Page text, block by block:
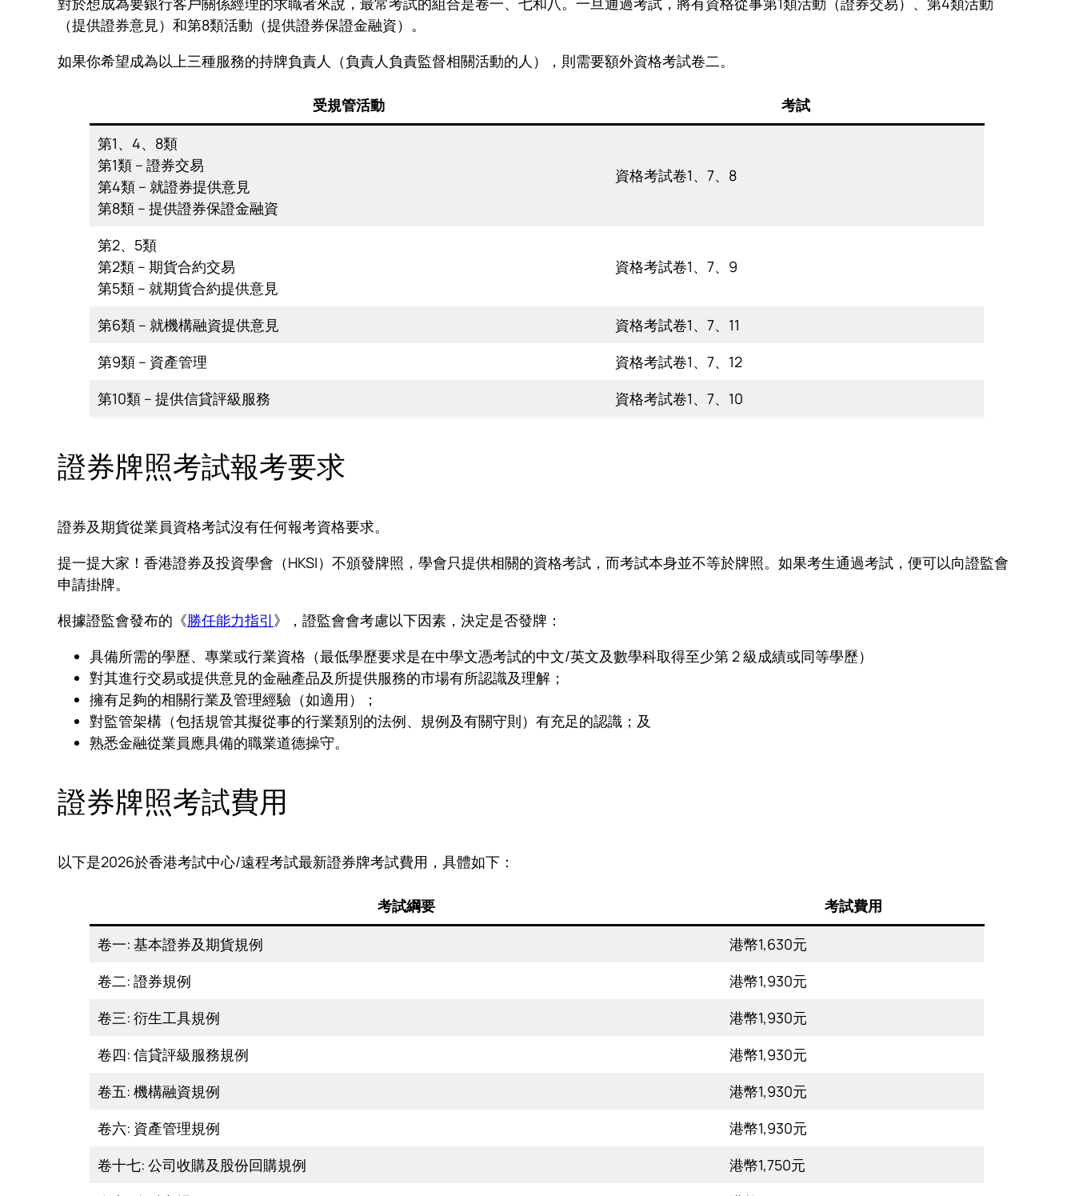
（提供證券意見）和第8類活動（提供證券保證金融資）。
如果你希望成為以上三種服務的持牌負責人（負責人負責監督相關活動的人），則需要額外資格考試卷二。
受規管活動
考試
第1、4、8類
第1類 – 證券交易
第4類 – 就證券提供意見
第8類 – 提供證券保證金融資
資格考試卷1、7、8
第2、5類
第2類 – 期貨合約交易
第5類 – 就期貨合約提供意見
資格考試卷1、7、9
第6類 – 就機構融資提供意見
資格考試卷1、7、11
第9類 – 資產管理
資格考試卷1、7、12
第10類 – 提供信貸評級服務
資格考試卷1、7、10
證券牌照考試報考要求
證券及期貨從業員資格考試沒有任何報考資格要求。
提一提大家！香港證券及投資學會（HKSI）不頒發牌照，學會只提供相關的資格考試，而考試本身並不等於牌照。如果考生通過考試，便可以向證監會
申請掛牌。
根據證監會發布的《勝任能力指引》，證監會會考慮以下因素，決定是否發牌：
具備所需的學歷、專業或行業資格（最低學歷要求是在中學文憑考試的中文/英文及數學科取得至少第 2 級成績或同等學歷）
對其進行交易或提供意見的金融產品及所提供服務的市場有所認識及理解；
擁有足夠的相關行業及管理經驗（如適用）；
對監管架構（包括規管其擬從事的行業類別的法例、規例及有關守則）有充足的認識；及
熟悉金融從業員應具備的職業道德操守。
證券牌照考試費用
以下是2026於香港考試中心/遠程考試最新證券牌考試費用，具體如下：
考試綱要
考試費用
卷一: 基本證券及期貨規例
港幣1,630元
卷二: 證券規例
港幣1,930元
卷三: 衍生工具規例
港幣1,930元
卷四: 信貸評級服務規例
港幣1,930元
卷五: 機構融資規例
港幣1,930元
卷六: 資產管理規例
港幣1,930元
卷十七: 公司收購及股份回購規例
港幣1,750元